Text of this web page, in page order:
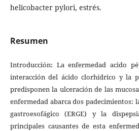
helicobacter pylori, estrés.
Resumen
Introducción: La enfermedad acido
interacción del ácido clorhídrico y la
predisponen la ulceración de las
enfermedad abarca dos padecimientos:
gastroesofágico (ERGE) y la
principales causantes de esta